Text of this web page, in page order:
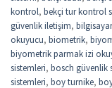
kontrol, bekçi tur kontrol
güvenlik iletişim,
okuyucu, biometrik,
biyometrik parmak izi
sistemleri, bosch güvenlik
sistemleri, boy turnike,